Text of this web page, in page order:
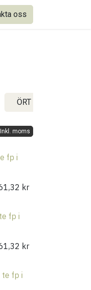
oss
ÖRT FRUKT OCH
Inkl. moms
fp i
kr
fp i
kr
te fp i